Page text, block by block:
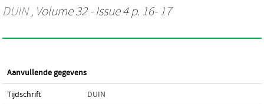
DUIN, Volume 32 - Issue 4 p. 16- 17
Aanvullende gegevens
Tijdschrift DUIN